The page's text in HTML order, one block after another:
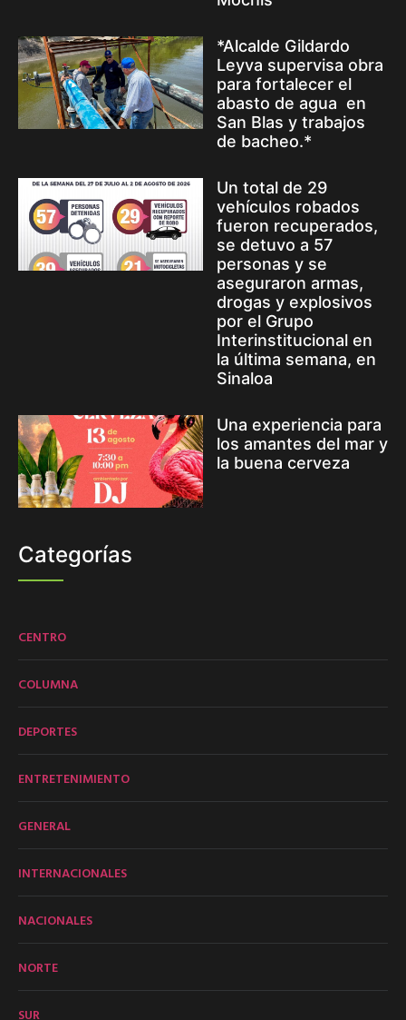
*Alcalde Gildardo
Leyva supervisa obra
para fortalecer el
abasto de agua en
San Blas y trabajos
de bacheo.*
Un total de 29
vehículos robados
fueron recuperados,
se detuvo a 57
personas y se
aseguraron armas,
drogas y explosivos
por el Grupo
Interinstitucional en
la última semana, en
Sinaloa
Una experiencia para
los amantes del mar y
la buena cerveza
Categorías
CENTRO
COLUMNA
DEPORTES
ENTRETENIMIENTO
GENERAL
INTERNACIONALES
NACIONALES
NORTE
SUR